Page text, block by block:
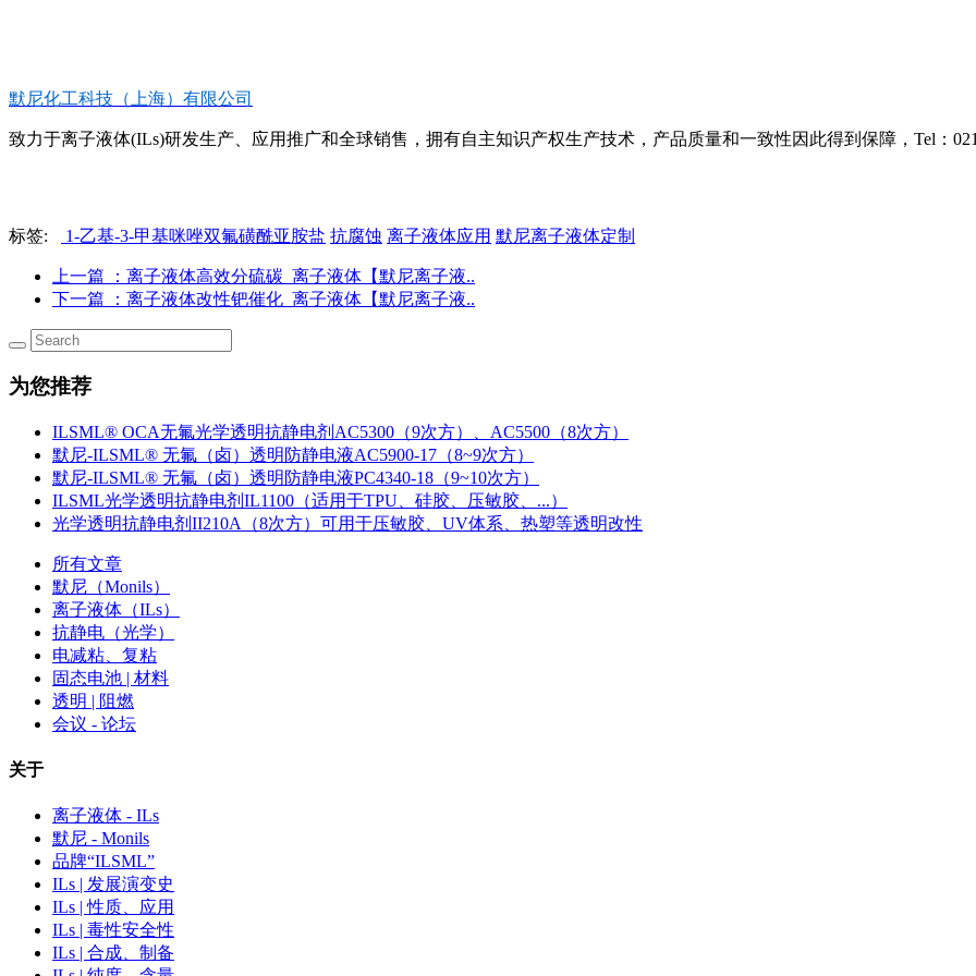
默尼化工科技（上海）有限公司
致力于离子液体(ILs)研发生产、应用推广和全球销售，拥有自主知识产权生产技术，产品质量和一致性因此得到保障，Tel：
标签: 1-乙基-3-甲基咪唑双氟磺酰亚胺盐 抗腐蚀 离子液体应用 默尼离子液体定制
上一篇
：离子液体高效分硫碳_离子液体【默尼离子液..
下一篇
：离子液体改性钯催化_离子液体【默尼离子液..
为您推荐
ILSML® OCA无氟光学透明抗静电剂AC5300（9次方）、AC5500（8次方）
默尼-ILSML® 无氟（卤）透明防静电液AC5900-17（8~9次方）
默尼-ILSML® 无氟（卤）透明防静电液PC4340-18（9~10次方）
ILSML光学透明抗静电剂IL1100（适用于TPU、硅胶、压敏胶、...）
光学透明抗静电剂II210A（8次方）可用于压敏胶、UV体系、热塑等透明改性
所有文章
默尼（Monils）
离子液体（ILs）
抗静电（光学）
电减粘、复粘
固态电池 | 材料
透明 | 阻燃
会议 - 论坛
关于
离子液体 - ILs
默尼 - Monils
品牌“ILSML”
ILs | 发展演变史
ILs | 性质、应用
ILs | 毒性安全性
ILs | 合成、制备